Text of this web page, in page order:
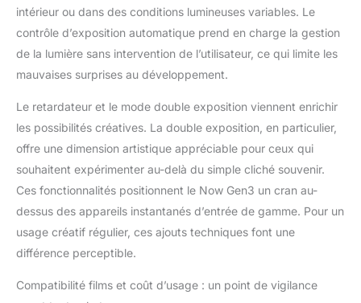
d'une batterie
rechargeable USB-C.
AMUSANT ET CRÉATIF
: Appuyez une fois sur
le bouton du
démarrer le
chronomètre pour une
photo de groupe.
le bouton du
retardateur pour créer
une double exposition
et capturer deux
CONSERVEZ POUR
intérieur ou dans des conditions lumineuses variables. Le
contrôle d’exposition automatique prend en charge la gestion
de la lumière sans intervention de l’utilisateur, ce qui limite les
mauvaises surprises au développement.
Le retardateur et le mode double exposition viennent enrichir
les possibilités créatives. La double exposition, en particulier,
offre une dimension artistique appréciable pour ceux qui
souhaitent expérimenter au-delà du simple cliché souvenir.
Ces fonctionnalités positionnent le Now Gen3 un cran au-
dessus des appareils instantanés d’entrée de gamme. Pour un
usage créatif régulier, ces ajouts techniques font une
différence perceptible.
Compatibilité films et coût d’usage : un point de vigilance